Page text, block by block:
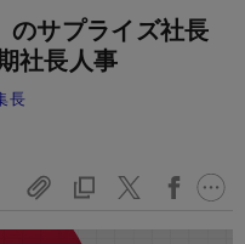
のサプライズ社長
社長人事
長